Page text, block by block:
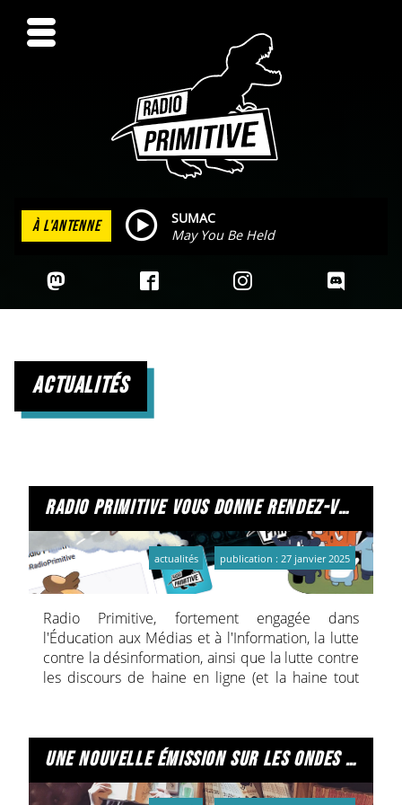
À L'ANTENNE
SUMAC
May You Be Held
actualités
radio primitive vous donne rendez-vous sur mastodon !
actualités publication : 27 janvier 2025
Radio Primitive, fortement engagée dans
l'Éducation aux Médias et à l'Information, la lutte
contre la désinformation, ainsi que la lutte contre
les discours de haine en ligne (et la haine tout
ou X.
Si nous n'avons jamais été réellement actifs sur X,
Facebook.
une nouvelle émission sur les ondes de radio primitive !